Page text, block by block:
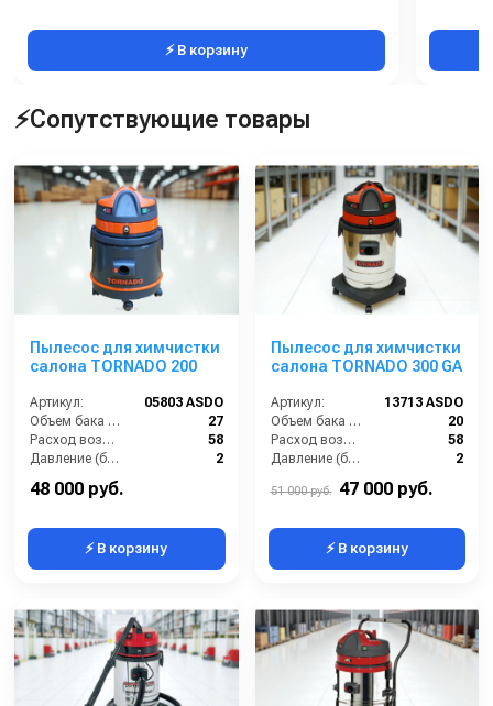
⚡ В корзину
⚡Сопутствующие товары
Пылесос для химчистки
салона TORNADO 200
Артикул:
05803 ASDO
Объем бака (л):
27
Расход воздуха (л/сек):
58
Давление (бар):
2
Мощность (Вт):
48 000 руб.
⚡ В корзину
Пылесос для химчистки
салона TORNADO 300 GA
Артикул:
13713 ASDO
Объем бака (л):
20
Расход воздуха (л/сек):
58
Давление (бар):
2
51 000 руб. 47 000 руб.
⚡ В корзину